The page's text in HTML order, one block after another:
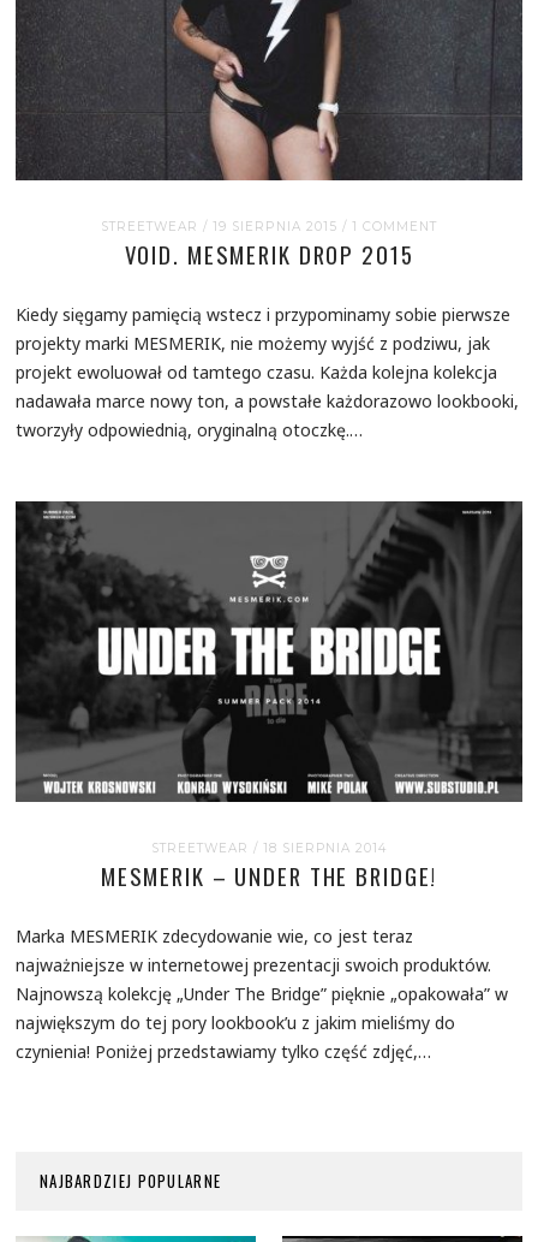
STREETWEAR / 19 SIERPNIA 2015 / 1 COMMENT
VOID. MESMERIK DROP 2015
Kiedy sięgamy pamięcią wstecz i przypominamy sobie pierwsze
projekty marki MESMERIK, nie możemy wyjść z podziwu, jak
projekt ewoluował od tamtego czasu. Każda kolejna kolekcja
nadawała marce nowy ton, a powstałe każdorazowo lookbooki,
tworzyły odpowiednią, oryginalną otoczkę.…
STREETWEAR / 18 SIERPNIA 2014
MESMERIK – UNDER THE BRIDGE!
Marka MESMERIK zdecydowanie wie, co jest teraz
najważniejsze w internetowej prezentacji swoich produktów.
Najnowszą kolekcję „Under The Bridge” pięknie „opakowała” w
największym do tej pory lookbook’u z jakim mieliśmy do
czynienia! Poniżej przedstawiamy tylko część zdjęć,…
NAJBARDZIEJ POPULARNE